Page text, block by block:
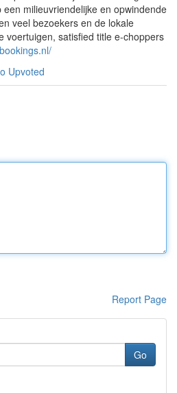
milieuvriendelijke en opwindende
veel bezoekers en de lokale
voertuigen, satisfied title e-choppers
Upvoted
Report Page
Go